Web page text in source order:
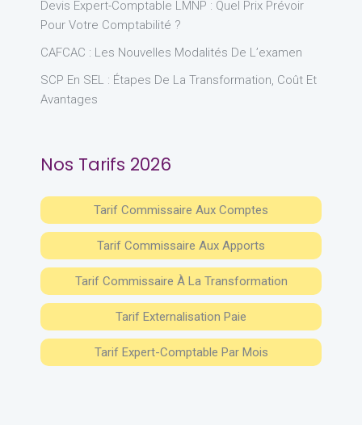
Devis Expert-Comptable LMNP : Quel Prix Prévoir
Pour Votre Comptabilité ?
CAFCAC : Les Nouvelles Modalités De L’examen
SCP En SEL : Étapes De La Transformation, Coût Et
Avantages
Nos Tarifs 2026
Tarif Commissaire Aux Comptes
Tarif Commissaire Aux Apports
Tarif Commissaire À La Transformation
Tarif Externalisation Paie
Tarif Expert-Comptable Par Mois